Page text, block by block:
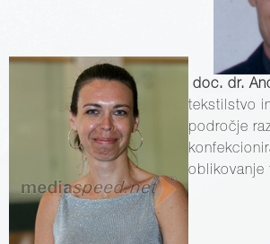
doc. dr.
tekstilstvo
področje
oblikovanje